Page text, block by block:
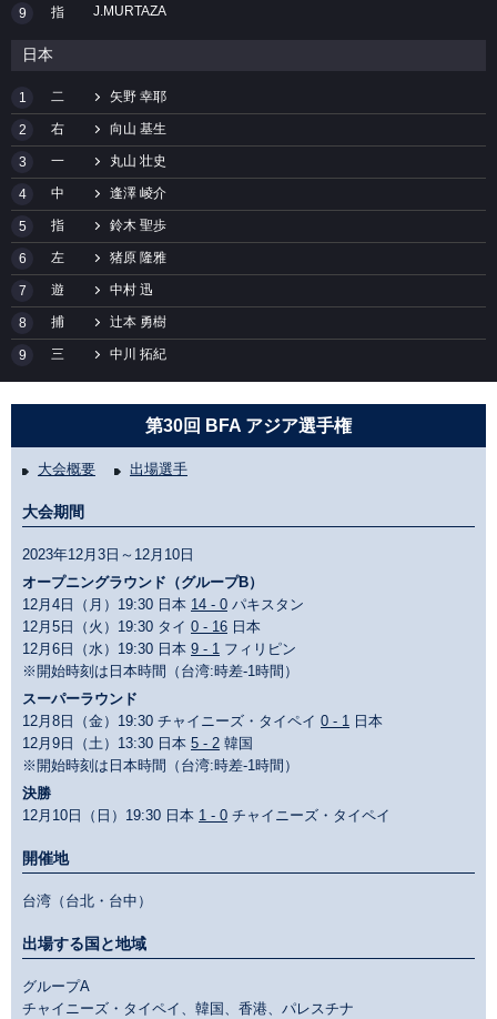
9 指 J.MURTAZA
日本
1 二 矢野 幸耶
2 右 向山 基生
3 一 丸山 壮史
4 中 逢澤 崚介
5 指 鈴木 聖歩
6 左 猪原 隆雅
7 遊 中村 迅
8 捕 辻本 勇樹
9 三 中川 拓紀
第30回 BFA アジア選手権
大会概要 出場選手
大会期間
2023年12月3日～12月10日
オープニングラウンド（グループB）
12月4日（月）19:30 日本 14 - 0 パキスタン
12月5日（火）19:30 タイ 0 - 16 日本
12月6日（水）19:30 日本 9 - 1 フィリピン
※開始時刻は日本時間（台湾:時差-1時間）
スーパーラウンド
12月8日（金）19:30 チャイニーズ・タイペイ 0 - 1 日本
12月9日（土）13:30 日本 5 - 2 韓国
※開始時刻は日本時間（台湾:時差-1時間）
決勝
12月10日（日）19:30 日本 1 - 0 チャイニーズ・タイペイ
開催地
台湾（台北・台中）
出場する国と地域
グループA
チャイニーズ・タイペイ、韓国、香港、パレスチナ